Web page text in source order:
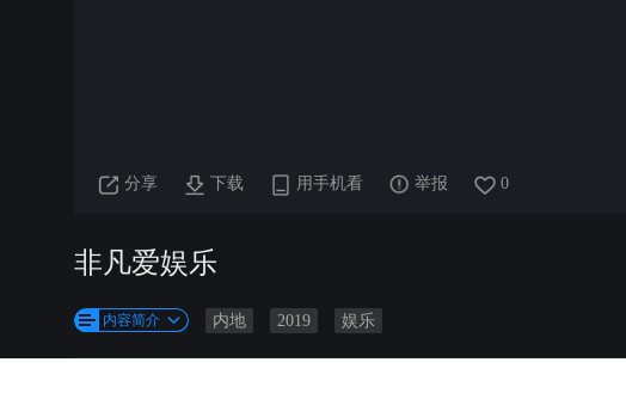
分享 下载 用手机看 举报 0
非凡爱娱乐
内容简介 内地 2019 娱乐